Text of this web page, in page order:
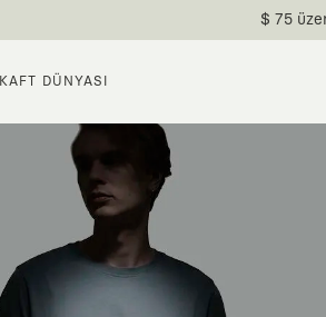
$ 75
KAFT DÜNYASI